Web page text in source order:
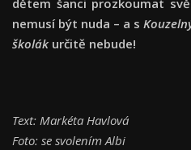
dětem šanci prozkoumat
nemusí být nuda – a s
školákurčitě nebude!
Text: Markéta Havlová
Foto: se svolením Albi